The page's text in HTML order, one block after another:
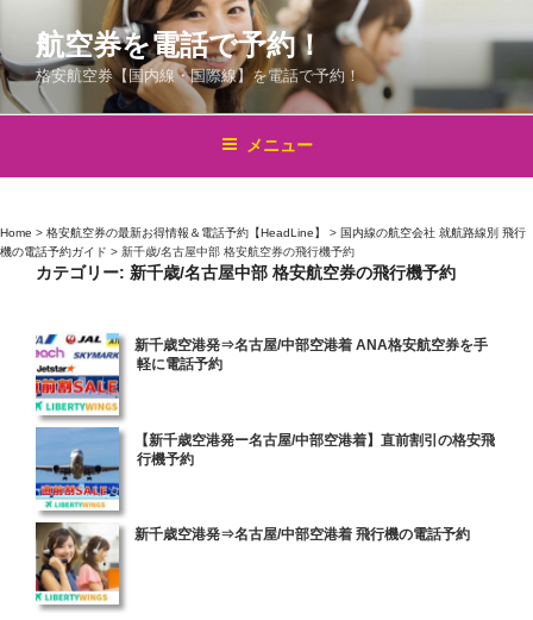
テ
ン
ス
ッ
航空券を電話で予約！
格安航空券【国内線・国際線】を電話で予約！
メニュー
Home > 格安航空券の最新お得情報＆電話予約【HeadLine】 > 国内線の航空会社 就航路線別 飛行
機の電話予約ガイド > 新千歳/名古屋中部 格安航空券の飛行機予約
カテゴリー: 新千歳/名古屋中部 格安航空券の飛行機予約
投
稿
新千歳空港発⇒名古屋/中部空港着 ANA格安航空券を手
軽に電話予約
投
稿
【新千歳空港発ー名古屋/中部空港着】直前割引の格安飛
行機予約
投
新千歳空港発⇒名古屋/中部空港着 飛行機の電話予約